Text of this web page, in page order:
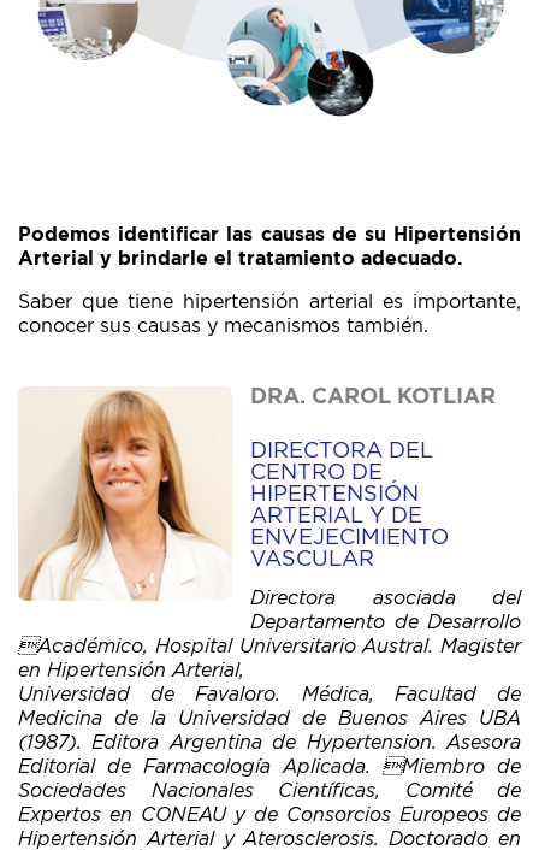
Podemos identificar las causas de su Hipertensión
Arterial y brindarle el tratamiento adecuado.
Saber que tiene hipertensión arterial es importante,
conocer sus causas y mecanismos también.
DRA. CAROL KOTLIAR
DIRECTORA DEL
CENTRO DE
HIPERTENSIÓN
ARTERIAL Y DE
ENVEJECIMIENTO
VASCULAR
Directora asociada del
Departamento de Desarrollo
Académico, Hospital Universitario Austral. Magister
en Hipertensión Arterial,
Universidad de Favaloro. Médica, Facultad de
Medicina de la Universidad de Buenos Aires UBA
(1987).Editora Argentina de Hypertension.Asesora
Editorial de Farmacología Aplicada. Miembro de
Sociedades Nacionales Científicas, Comité de
Expertos en CONEAU y de Consorcios Europeos de
Hipertensión Arterial y Aterosclerosis.Doctorado en